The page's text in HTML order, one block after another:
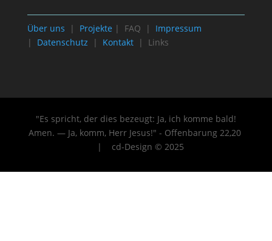
Über uns | Projekte | FAQ | Impressum
| Datenschutz | Kontakt| Links
"Es spricht, der dies bezeugt: Ja, ich komme bald!
Amen. — Ja, komm, Herr Jesus!" - Offenbarung 22,20
| cd-Design © 2025